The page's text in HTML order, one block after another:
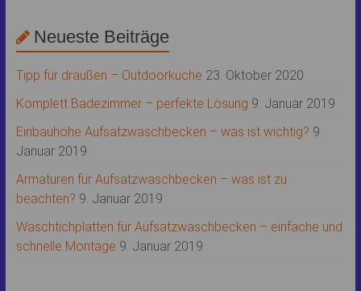
Neueste Beiträge
Tipp für draußen – Outdoorküche 23. Oktober 2020
Komplett Badezimmer – perfekte Lösung 9. Januar 2019
Einbauhöhe Aufsatzwaschbecken – was ist wichtig? 9.
Januar 2019
Armaturen für Aufsatzwaschbecken – was ist zu
beachten? 9. Januar 2019
Waschtichplatten für Aufsatzwaschbecken – einfache und
schnelle Montage 9. Januar 2019